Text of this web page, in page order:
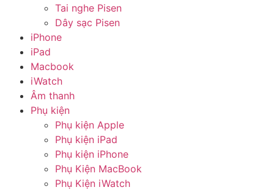
Tai nghe Pisen
Dây sạc Pisen
iPhone
iPad
Macbook
iWatch
Âm thanh
Phụ kiện
Phụ kiện Apple
Phụ kiện iPad
Phụ kiện iPhone
Phụ Kiện MacBook
Phụ Kiện iWatch